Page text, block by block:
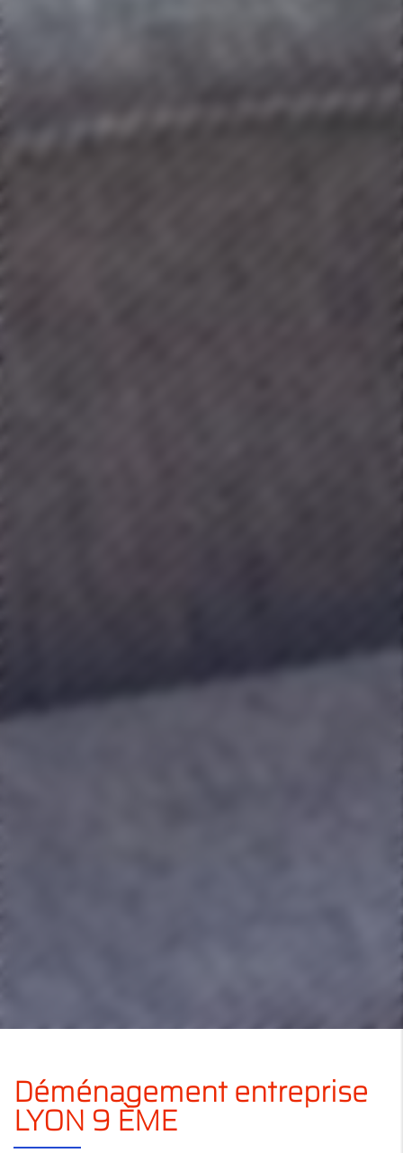
Déménagement entreprise
LYON 9 ÈME